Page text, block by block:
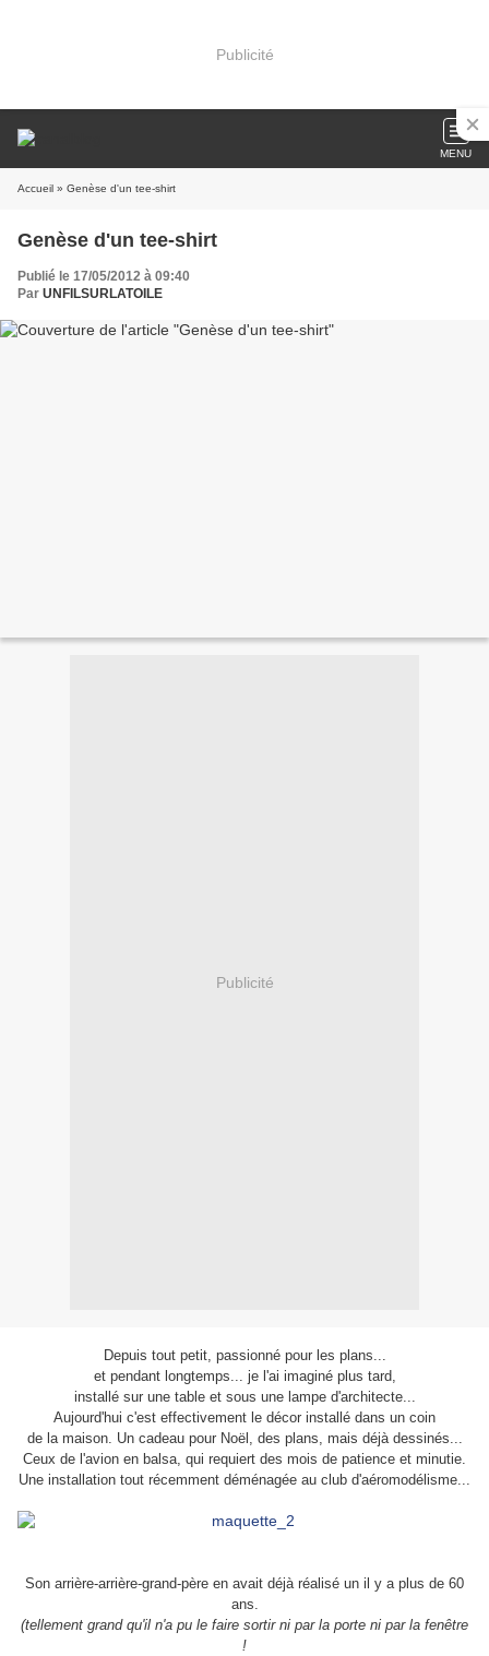
Publicité
MENU
Accueil » Genèse d'un tee-shirt
Genèse d'un tee-shirt
Publié le 17/05/2012 à 09:40
Par UNFILSURLATOILE
Publicité
Depuis tout petit, passionné pour les plans...
et pendant longtemps... je l'ai imaginé plus tard,
installé sur une table et sous une lampe d'architecte...
Aujourd'hui c'est effectivement le décor installé dans un coin
de la maison. Un cadeau pour Noël, des plans, mais déjà dessinés...
Ceux de l'avion en balsa, qui requiert des mois de patience et minutie.
Une installation tout récemment déménagée au club d'aéromodélisme...
Son arrière-arrière-grand-père en avait déjà réalisé un il y a plus de 60
ans.
(tellement grand qu'il n'a pu le faire sortir ni par la porte ni par la fenêtre
!